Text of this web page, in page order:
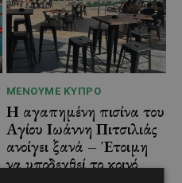
ΜΈΝΟΥΜΕ ΚΎΠΡΟ
Η αγαπημένη πισίνα του
Αγίου Ιωάννη Πιτσιλιάς
ανοίγει ξανά – Έτοιμη
να υποδεχθεί το κοινό